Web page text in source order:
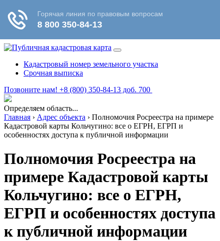
Кадастровый номер земельного участка
Срочная выписка
Позвоните нам! +8 (800) 350-84-13 доб. 700
Определяем область...
Главная › Адрес объекта › Полномочия Росреестра на примере
Кадастровой карты Кольчугино: все о ЕГРН, ЕГРП и
особенностях доступа к публичной информации
Полномочия Росреестра на
примере Кадастровой карты
Кольчугино: все о ЕГРН,
ЕГРП и особенностях доступа
к публичной информации